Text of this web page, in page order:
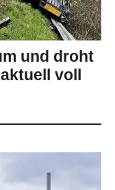
und droht
voll